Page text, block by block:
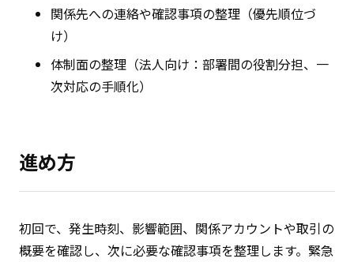
関係先への連絡や確認事項の整理（優先順位づ
け）
体制面の整理（法人向け：部署間の役割分担、一
次対応の手順化）
進め方
初回で、発生時刻、影響範囲、関係アカウントや取引の
概要を確認し、次に必要な確認事項を整理します。緊急